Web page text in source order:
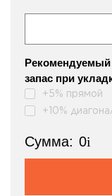
Рекомендуемый
запас при
+5% прямой
+10%
Сумма: 0i